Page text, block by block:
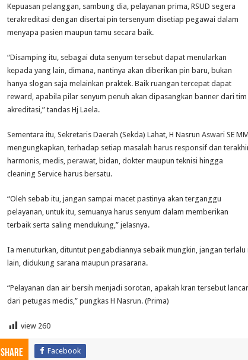
Kepuasan pelanggan, sambung dia, pelayanan prima, RSUD segera
terakreditasi dengan disertai pin tersenyum disetiap pegawai dalam
menyapa pasien maupun tamu secara baik.
“Disamping itu, sebagai duta senyum tersebut dapat menularkan
kepada yang lain, dimana, nantinya akan diberikan pin baru, bukan
hanya slogan saja melainkan praktek. Baik ruangan tercepat dapat
reward, apabila pilar senyum penuh akan dipasangkan banner dari tim
akreditasi,” tandas Hj Laela.
Sementara itu, Sekretaris Daerah (Sekda) Lahat, H Nasrun Aswari SE MM
mengungkapkan, terhadap setiap masalah harus responsif dan
harmonis, medis, perawat, bidan, dokter maupun teknisi hingga
cleaning Service harus bersatu.
“Oleh sebab itu, jangan sampai macet pastinya akan terganggu
pelayanan, untuk itu, semuanya harus senyum dalam memberikan
terbaik serta saling mendukung,” jelasnya.
Ia menuturkan, dituntut pengabdiannya sebaik mungkin, jangan
lain, didukung sarana maupun prasarana.
“Pelayanan dan air bersih menjadi sorotan, apakah kran tersebut
dari petugas medis,” pungkas H Nasrun. (Prima)
view 260
Share Facebook